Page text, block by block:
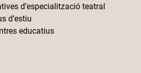
d’especialització teatral
d’estiu
educatius